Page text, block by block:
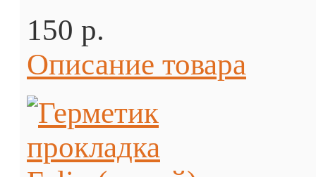
150 p.
Описание товара